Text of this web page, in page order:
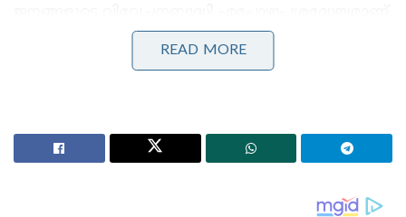
ദേശീയ തലത്തിൽ രാഷ്ട്രീയ സ്ഥിരതയുടെ പ്രാധാന്യം
രാജ്യത്തെ ജനങ്ങൾ മനസ്സിലാക്കിയിട്ടുണ്ട്. ഇത്രയും
മുമ്പുള്ള ദശകങ്ങൾ വലിയ അസ്ഥിരതയും
പ്രക്ഷുബ്ധതയും നിറഞ്ഞതായിരുന്നു. അതിന്റെ
രാജ്യത്തെ ജനങ്ങൾ സ്ഥിരതയുള്ള ഒരു സർക്കാരിന്റെ
READ MORE